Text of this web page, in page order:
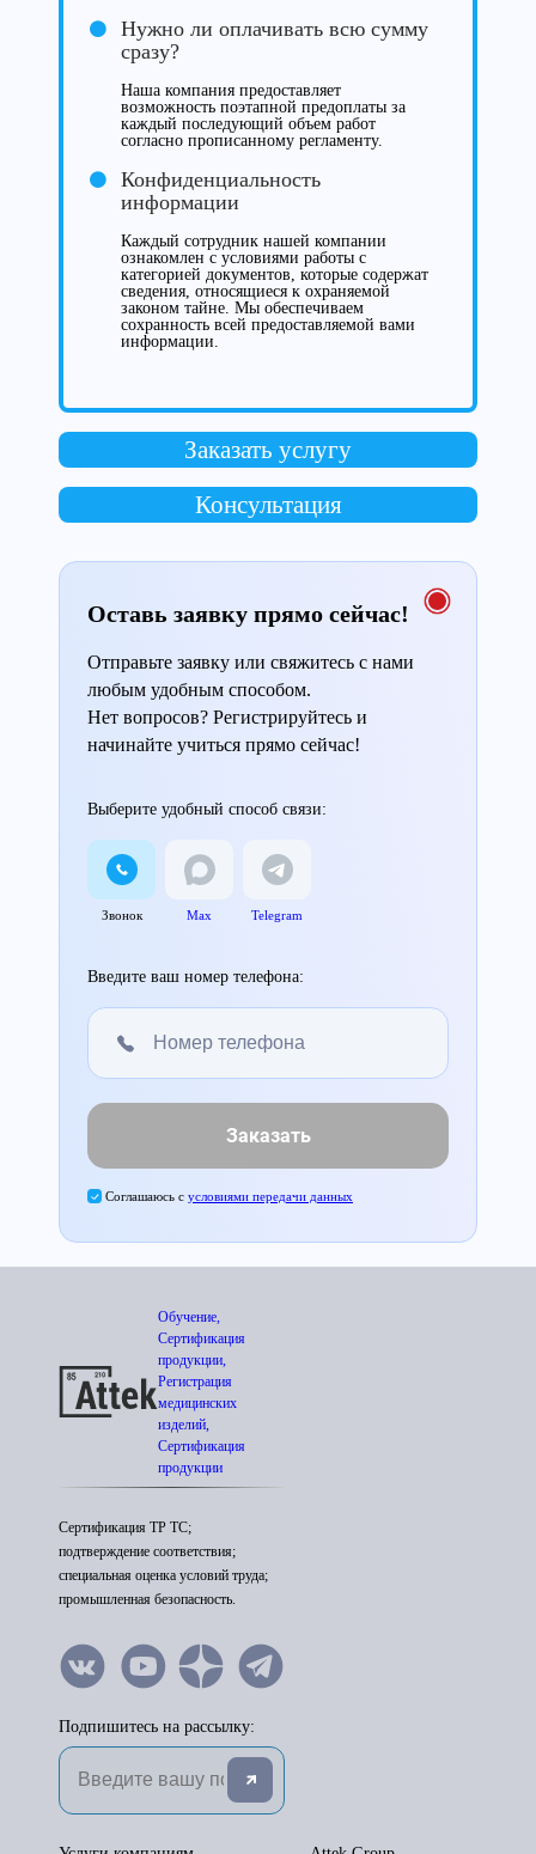
Нужно ли оплачивать всю сумму
сразу?
Наша компания предоставляет
возможность поэтапной предоплаты за
каждый последующий объем работ
согласно прописанному регламенту.
Конфиденциальность
информации
Каждый сотрудник нашей компании
ознакомлен с условиями работы с
категорией документов, которые содержат
сведения, относящиеся к охраняемой
законом тайне. Мы обеспечиваем
сохранность всей предоставляемой вами
информации.
Заказать услугу
Консультация
Оставь заявку прямо сейчас!
Отправьте заявку или свяжитесь с нами
любым удобным способом.
Нет вопросов? Регистрируйтесь и
начинайте учиться прямо сейчас!
Выберите удобный способ связи:
Звонок Max Telegram
Введите ваш номер телефона:
Заказать
Соглашаюсь с условиями передачи данных
Обучение,
Сертификация
продукции,
Регистрация
медицинских
изделий,
Сертификация
продукции
Сертификация ТР ТС;
подтверждение соответствия;
специальная оценка условий труда;
промышленная безопасность.
Подпишитесь на рассылку: